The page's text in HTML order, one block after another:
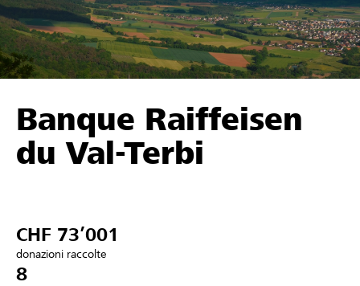
Sostenere
Aiuto & supporto
Trova progetti e organizzazioni
Inizia ora
Banque Raiffeisen
du Val-Terbi
CHF 73’001
donazioni raccolte
8